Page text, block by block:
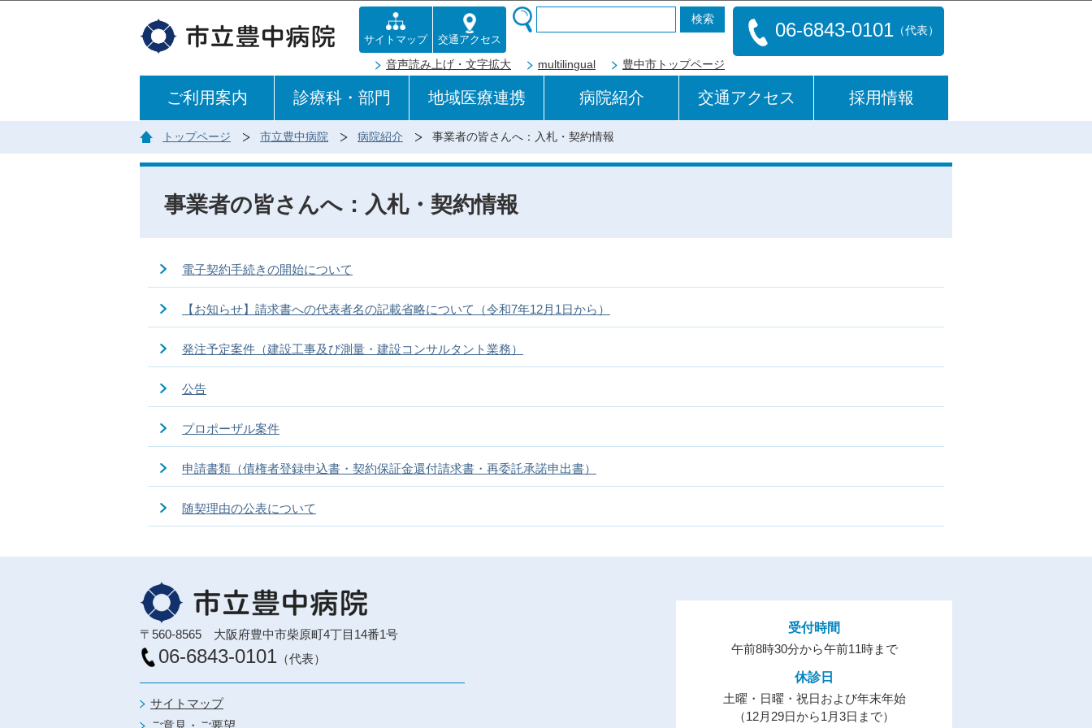
このページの本文へ移動
サイトマップ 交通アクセス
音声読み上げ・文字拡大 multilingual 豊中市トップページ
06-6843-0101 （代表）
ご利用案内 診療科・部門 地域医療連携 病院紹介 交通アクセス 採用情報
トップページ 市立豊中病院 病院紹介 事業者の皆さんへ：入札・契約情報
事業者の皆さんへ：入札・契約情報
電子契約手続きの開始について
【お知らせ】請求書への代表者名の記載省略について（令和7年12月1日から）
発注予定案件（建設工事及び測量・建設コンサルタント業務）
公告
プロポーザル案件
申請書類（債権者登録申込書・契約保証金還付請求書・再委託承諾申出書）
随契理由の公表について
〒560-8565 大阪府豊中市柴原町4丁目14番1号
06-6843-0101 （代表）
サイトマップ
ご意見・ご要望
受付時間
午前8時30分から午前11時まで
休診日
土曜・日曜・祝日および年末年始
（12月29日から1月3日まで）